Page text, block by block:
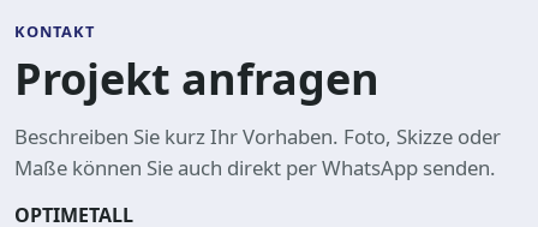
KONTAKT
Projekt anfragen
Beschreiben Sie kurz Ihr Vorhaben. Foto, Skizze oder
Maße können Sie auch direkt per WhatsApp senden.
OPTIMETALL